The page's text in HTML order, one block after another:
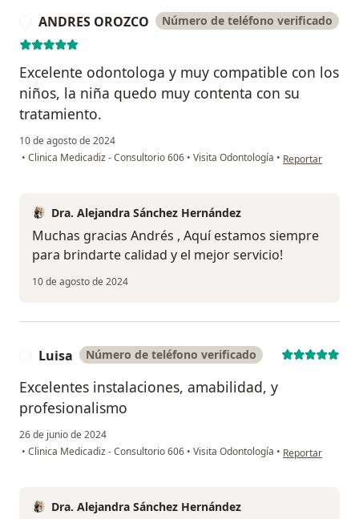
ANDRES OROZCO Número de teléfono verificado
Excelente odontologa y muy compatible con los
niños, la niña quedo muy contenta con su
tratamiento.
10 de agosto de 2024
• Clinica Medicadiz - Consultorio 606 • Visita Odontología • en opinión del
Reportar
Dra. Alejandra Sánchez Hernández
Muchas gracias Andrés , Aquí estamos siempre
para brindarte calidad y el mejor servicio!
10 de agosto de 2024
Luisa Número de teléfono verificado
Excelentes instalaciones, amabilidad, y
profesionalismo
26 de junio de 2024
• Clinica Medicadiz - Consultorio 606 • Visita Odontología • en opinión del
Reportar
Dra. Alejandra Sánchez Hernández